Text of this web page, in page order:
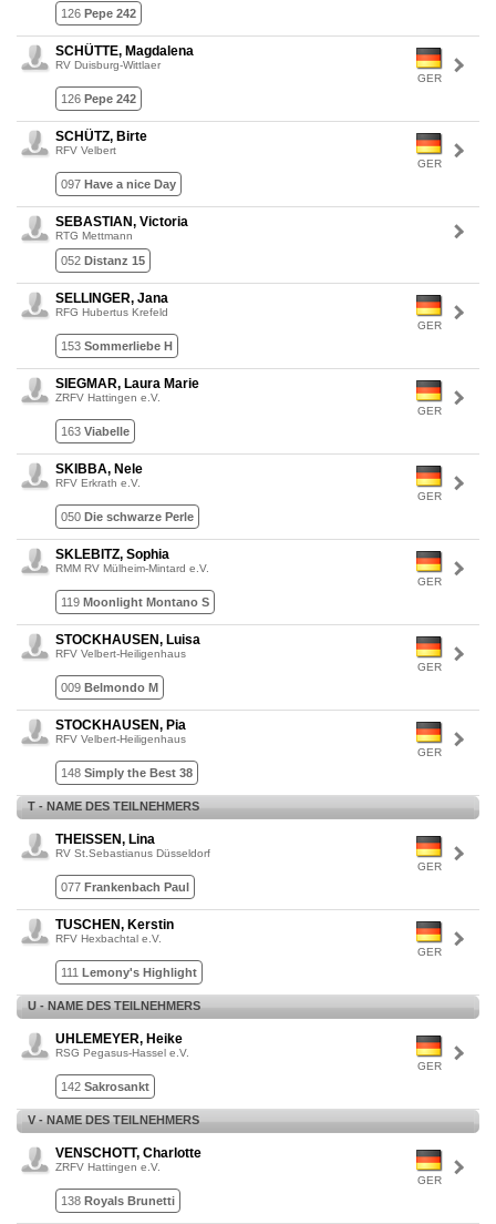
126 Pepe 242
GER
SCHÜTTE, Magdalena
RV Duisburg-Wittlaer
126 Pepe 242
GER
SCHÜTZ, Birte
RFV Velbert
097 Have a nice Day
SEBASTIAN, Victoria
RTG Mettmann
052 Distanz 15
GER
SELLINGER, Jana
RFG Hubertus Krefeld
153 Sommerliebe H
GER
SIEGMAR, Laura Marie
ZRFV Hattingen e.V.
163 Viabelle
GER
SKIBBA, Nele
RFV Erkrath e.V.
050 Die schwarze Perle
GER
SKLEBITZ, Sophia
RMM RV Mülheim-Mintard e.V.
119 Moonlight Montano S
GER
STOCKHAUSEN, Luisa
RFV Velbert-Heiligenhaus
009 Belmondo M
GER
STOCKHAUSEN, Pia
RFV Velbert-Heiligenhaus
148 Simply the Best 38
T - NAME DES TEILNEHMERS
GER
THEISSEN, Lina
RV St.Sebastianus Düsseldorf
077 Frankenbach Paul
GER
TUSCHEN, Kerstin
RFV Hexbachtal e.V.
111 Lemony's Highlight
U - NAME DES TEILNEHMERS
GER
UHLEMEYER, Heike
RSG Pegasus-Hassel e.V.
142 Sakrosankt
V - NAME DES TEILNEHMERS
GER
VENSCHOTT, Charlotte
ZRFV Hattingen e.V.
138 Royals Brunetti